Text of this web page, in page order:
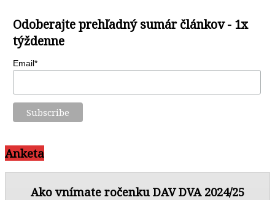
Odoberajte prehľadný sumár článkov - 1x
týždenne
Email*
Anketa
Ako vnímate ročenku DAV DVA 2024/25